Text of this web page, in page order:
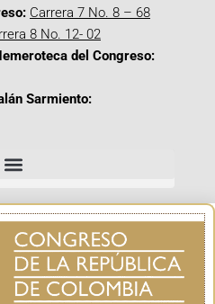
Carrera 7 No. 8 – 68
8 No. 12- 02
del Congreso:
Sarmiento: